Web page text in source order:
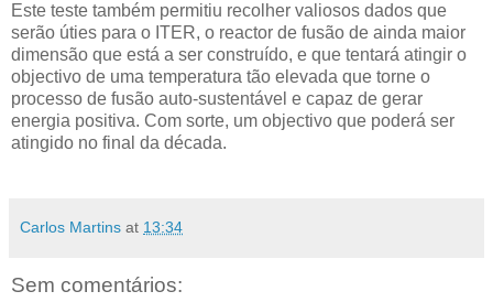
Este teste também permitiu recolher valiosos dados que
serão úties para o ITER, o reactor de fusão de ainda maior
dimensão que está a ser construído, e que tentará atingir o
objectivo de uma temperatura tão elevada que torne o
processo de fusão auto-sustentável e capaz de gerar
energia positiva. Com sorte, um objectivo que poderá ser
atingido no final da década.
Carlos Martins at 13:34
Sem comentários: